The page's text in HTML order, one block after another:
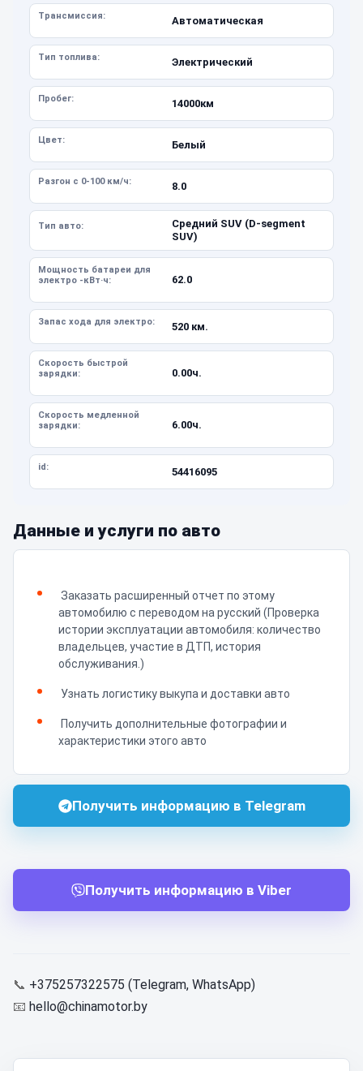
Трансмиссия: Автоматическая
Тип топлива: Электрический
Пробег: 14000км
Цвет: Белый
Разгон с 0-100 км/ч: 8.0
Тип авто:
Средний SUV (D-segment
SUV)
Мощность батареи для
электро -кВт·ч:
62.0
Запас хода для электро: 520 км.
Скорость быстрой
зарядки:
0.00ч.
Скорость медленной
зарядки:
6.00ч.
id: 54416095
Данные и услуги по авто
Заказать расширенный отчет по этому
автомобилю с переводом на русский (Проверка
истории эксплуатации автомобиля: количество
владельцев, участие в ДТП, история
обслуживания.)
Узнать логистику выкупа и доставки авто
Получить дополнительные фотографии и
характеристики этого авто
Получить информацию в Telegram
Получить информацию в Viber
📞 +375257322575 (Telegram, WhatsApp)
📧 hello@chinamotor.by